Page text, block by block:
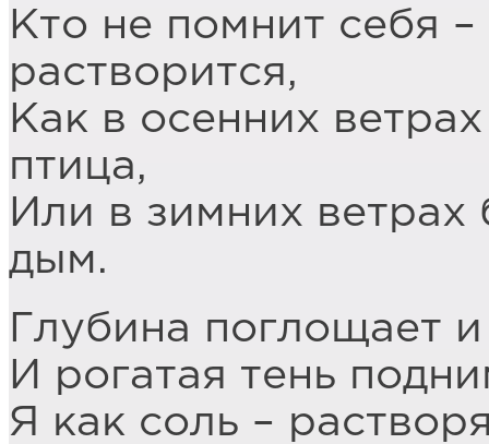
Кто не помнит себя
растворится,
Как в осенних
птица,
Или в зимних ветрах
дым.
Глубина поглощает
И рогатая тень
Я как соль –